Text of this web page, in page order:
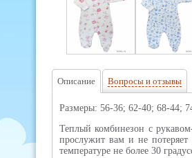
Описание Вопросы и отзывы
Размеры: 56-36; 62-40; 68-44;
Теплый комбинезон с
прослужит вам и не
температуре не более 30